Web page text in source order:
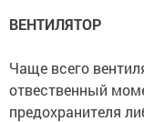
ВЕНТИЛЯТОР
Чаще всего
отвественный
предохранителя